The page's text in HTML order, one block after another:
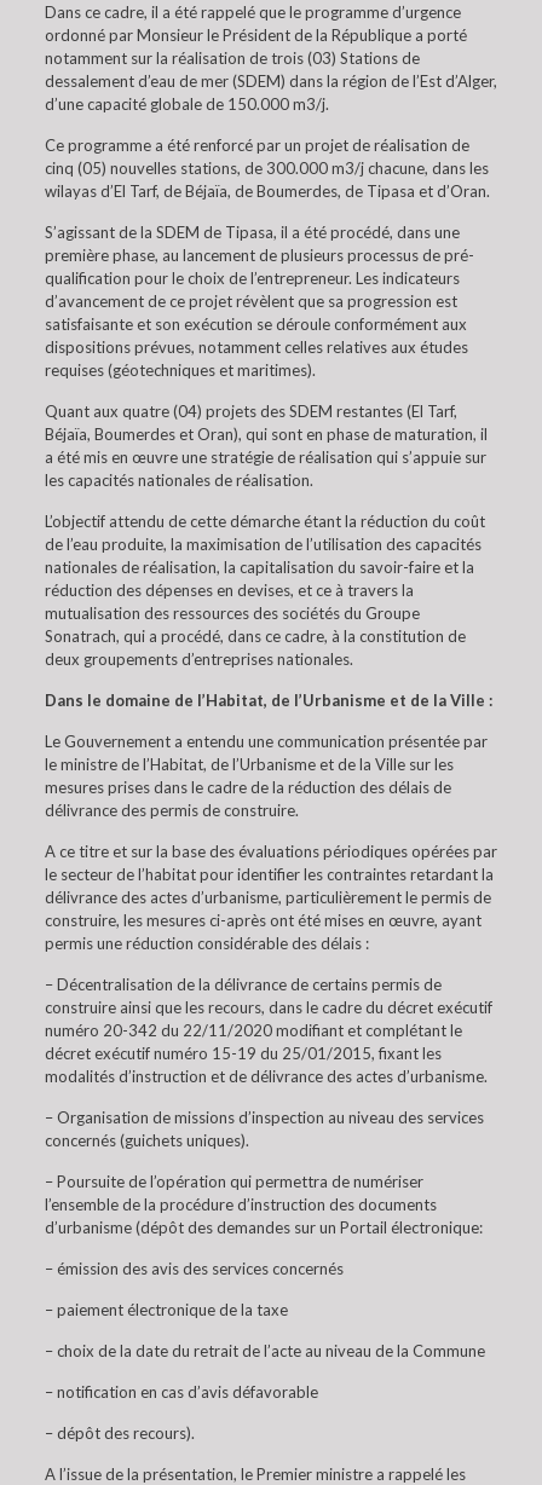
Dans ce cadre, il a été rappelé que le programme d’urgence
ordonné par Monsieur le Président de la République a porté
notamment sur la réalisation de trois (03) Stations de
dessalement d’eau de mer (SDEM) dans la région de l’Est d’Alger,
d’une capacité globale de 150.000 m3/j.
Ce programme a été renforcé par un projet de réalisation de
cinq (05) nouvelles stations, de 300.000 m3/j chacune, dans les
wilayas d’El Tarf, de Béjaïa, de Boumerdes, de Tipasa et d’Oran.
S’agissant de la SDEM de Tipasa, il a été procédé, dans une
première phase, au lancement de plusieurs processus de pré-
qualification pour le choix de l’entrepreneur. Les indicateurs
d’avancement de ce projet révèlent que sa progression est
satisfaisante et son exécution se déroule conformément aux
dispositions prévues, notamment celles relatives aux études
requises (géotechniques et maritimes).
Quant aux quatre (04) projets des SDEM restantes (El Tarf,
Béjaïa, Boumerdes et Oran), qui sont en phase de maturation, il
a été mis en œuvre une stratégie de réalisation qui s’appuie sur
les capacités nationales de réalisation.
L’objectif attendu de cette démarche étant la réduction du coût
de l’eau produite, la maximisation de l’utilisation des capacités
nationales de réalisation, la capitalisation du savoir-faire et la
réduction des dépenses en devises, et ce à travers la
mutualisation des ressources des sociétés du Groupe
Sonatrach, qui a procédé, dans ce cadre, à la constitution de
deux groupements d’entreprises nationales.
Dans le domaine de l’Habitat, de l’Urbanisme et de la Ville :
Le Gouvernement a entendu une communication présentée par
le ministre de l’Habitat, de l’Urbanisme et de la Ville sur les
mesures prises dans le cadre de la réduction des délais de
délivrance des permis de construire.
A ce titre et sur la base des évaluations périodiques opérées par
le secteur de l’habitat pour identifier les contraintes retardant la
délivrance des actes d’urbanisme, particulièrement le permis de
construire, les mesures ci-après ont été mises en œuvre, ayant
permis une réduction considérable des délais :
– Décentralisation de la délivrance de certains permis de
construire ainsi que les recours, dans le cadre du décret exécutif
numéro 20-342 du 22/11/2020 modifiant et complétant le
décret exécutif numéro 15-19 du 25/01/2015, fixant les
modalités d’instruction et de délivrance des actes d’urbanisme.
– Organisation de missions d’inspection au niveau des services
concernés (guichets uniques).
– Poursuite de l’opération qui permettra de numériser
l’ensemble de la procédure d’instruction des documents
d’urbanisme (dépôt des demandes sur un Portail électronique:
– émission des avis des services concernés
– paiement électronique de la taxe
– choix de la date du retrait de l’acte au niveau de la Commune
– notification en cas d’avis défavorable
– dépôt des recours).
A l’issue de la présentation, le Premier ministre a rappelé les